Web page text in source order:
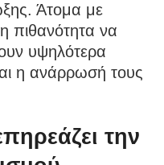
Άτομα με
πιθανότητα να
υψηλότερα
η ανάρρωσή τους
την